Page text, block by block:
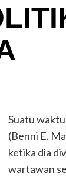
Suatu
(Benni E.
ketika dia
wartawan